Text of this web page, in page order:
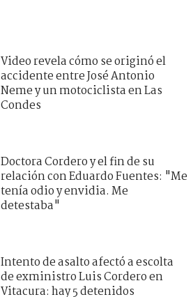
Video revela cómo se originó el
accidente entre José Antonio
Neme y un motociclista en Las
Condes
Doctora Cordero y el fin de su
relación con Eduardo Fuentes: "Me
tenía odio y envidia. Me
detestaba"
Intento de asalto afectó a escolta
de exministro Luis Cordero en
Vitacura: hay 5 detenidos